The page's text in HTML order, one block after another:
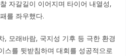
자갈길이 이어지며 타이어 내열성,
를 좌우했다.
, 모래바람, 국지성 기후 등 극한 환경
스를 뒷받침하며 대회를 성공적으로